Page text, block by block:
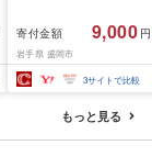
1.5kg(150g×10個) い
て牛 × 岩中豚 ハンバー
グ 合挽き 合い挽き 黒
和牛 人気 冷凍 個包装
分け 冷凍 牛肉 豚肉 和
ビーフ ポーク はんば
ぐ 挽肉 お肉 ミンチ 肉
お弁当 hannba-gu ラ
寄付金額 9,000
岩手県 盛岡市
3サイトで比較
もっと見る